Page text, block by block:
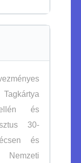
és
30-
és
Nemzeti